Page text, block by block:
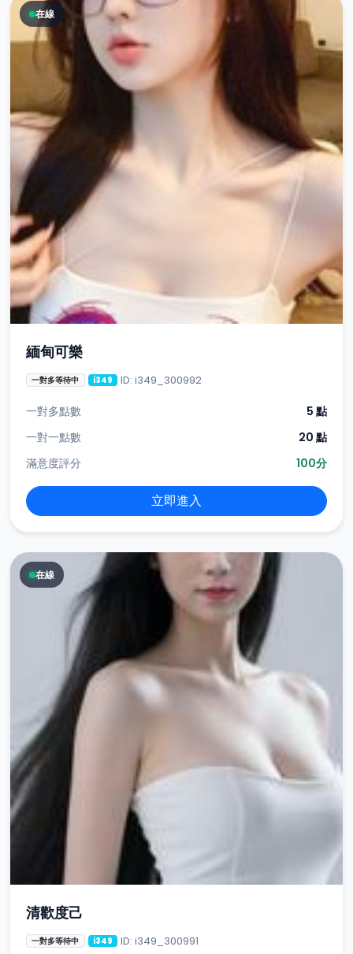
在線
緬甸可樂
一對多等待中 i349 ID: i349_300992
一對多點數
5 點
一對一點數
20 點
滿意度評分
100分
立即進入
在線
清歡度己
一對多等待中 i349 ID: i349_300991